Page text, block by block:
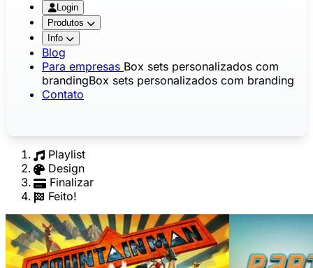
Login
Produtos
Info
Blog
Para empresas Box sets personalizados com
brandingBox sets personalizados com branding
Contato
Playlist
Design
Finalizar
Feito!